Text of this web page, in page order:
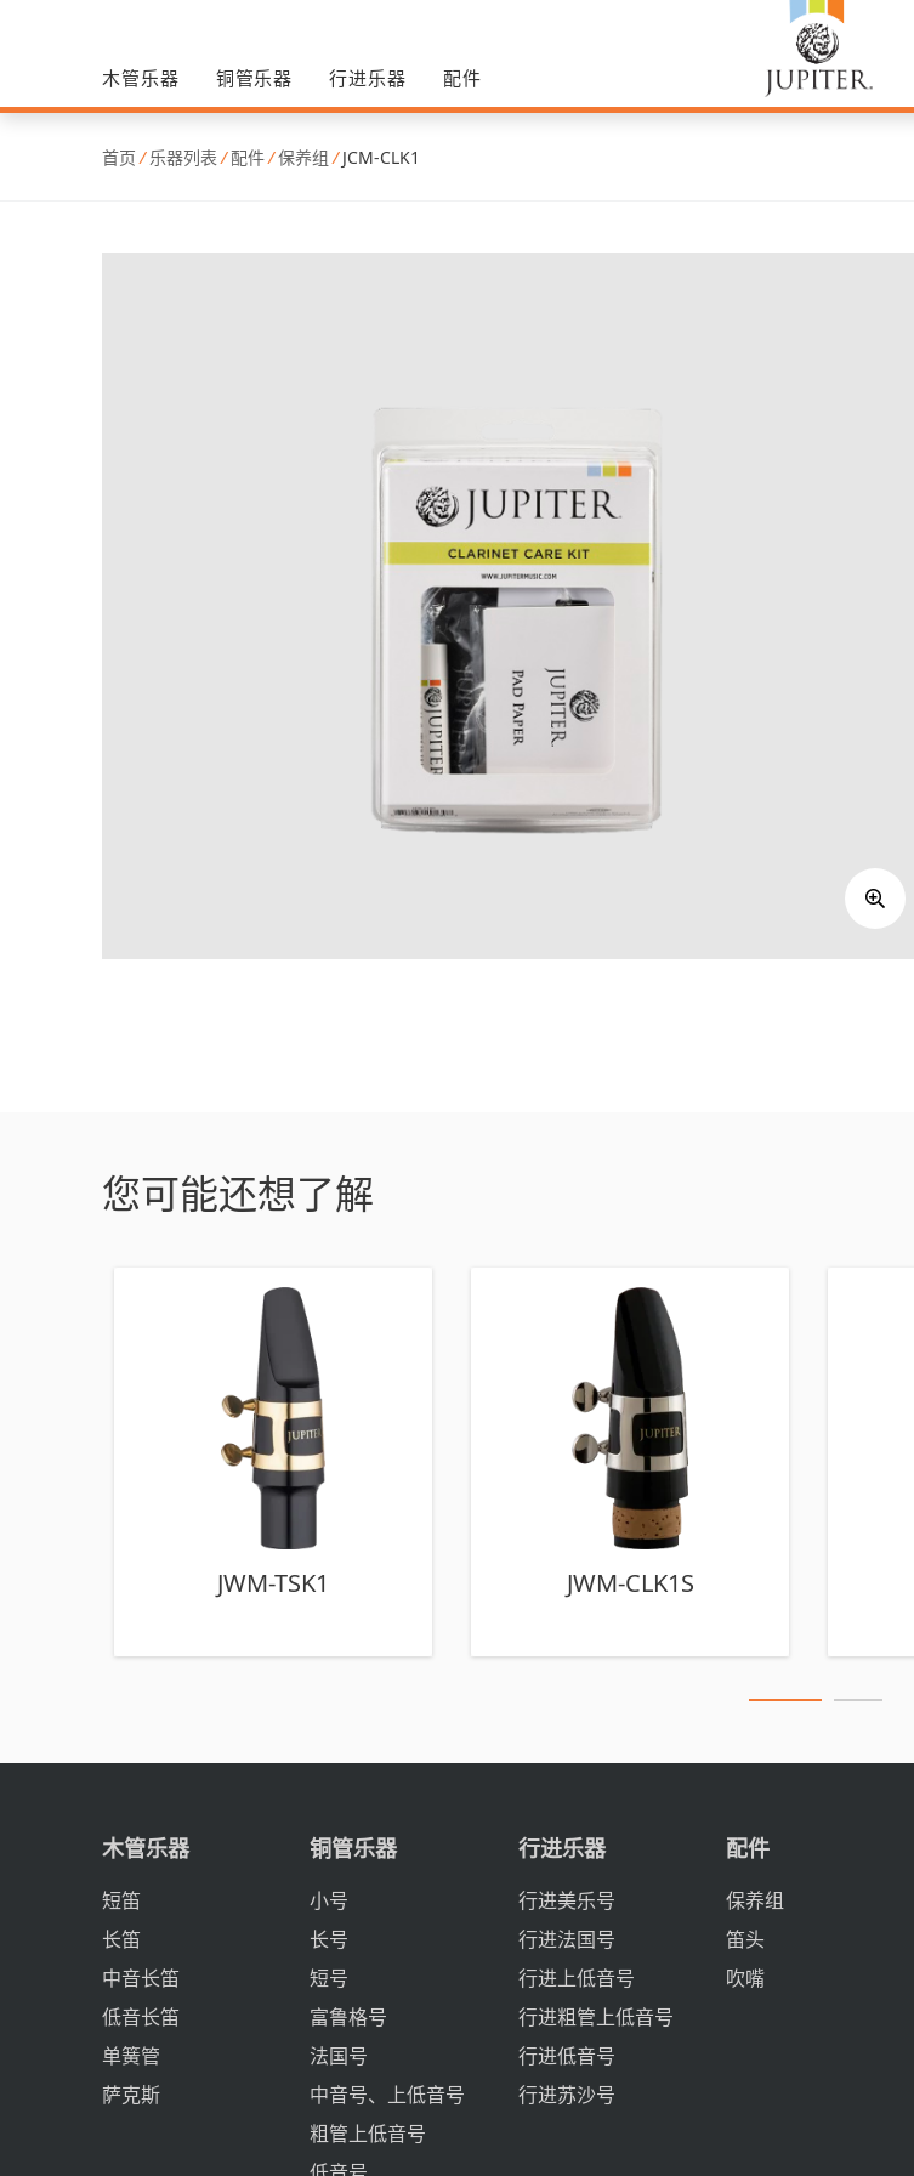
木管乐器 铜管乐器 行进乐器 配件
首页 / 乐器列表 /配件/保养组 / JCM-CLK1
您可能还想了解
JWM-TSK1 JWM-CLK1S
木管乐器
短笛
长笛
中音长笛
低音长笛
单簧管
萨克斯
铜管乐器
小号
长号
短号
富鲁格号
法国号
中音号、上低音号
粗管上低音号
行进乐器
行进美乐号
行进法国号
行进上低音号
行进粗管上低音号
行进低音号
行进苏沙号
配件
保养组
笛头
吹嘴